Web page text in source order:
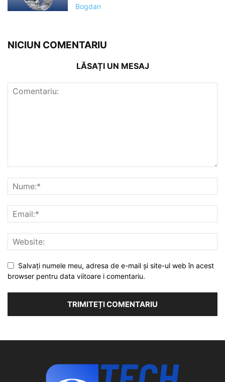
Bogdan
NICIUN COMENTARIU
LĂSAȚI UN MESAJ
Salvați numele meu, adresa de e-mail și site-ul web în acest
browser pentru data viitoare i comentariu.